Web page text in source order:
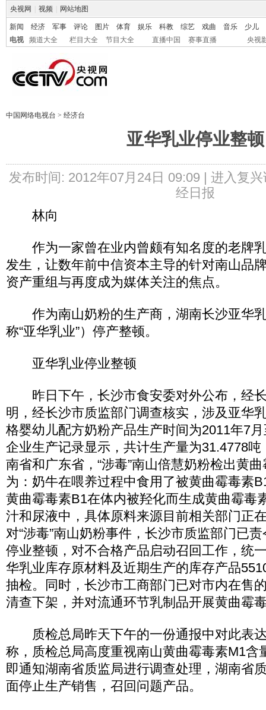
央视网 视频 网站地图
新闻 经济 军事 评论 图片 体育 娱乐 科教 综艺 戏曲 音乐
少儿
电视
频道大全 栏目大全 节目大全 直播中国 赛事直播 央视
中国网络电视台 > 经济台
亚华乳业停业整顿
发布时间: 2012年07月24日 09:09 | 进入复兴
经日报
林向
作为一家曾在业内曾颇有知名度的老牌乳
发生，让数年前中信资本主导的针对南山品
资产重组与再度成为媒体关注的焦点。
作为南山奶粉的生产商，湖南长沙亚华
称“亚华乳业”）停产整顿。
亚华乳业停业整顿
昨日下午，长沙市食安委对外公布，经
明，经长沙市质监部门调查核实，涉及亚华
格婴幼儿配方奶粉产品生产时间为2011年7
企业生产记录显示，共计生产量为31.4778
南省和广东省，“涉毒”南山倍慧奶粉检出黄
为：奶牛在喂养过程中食用了被黄曲霉毒素
黄曲霉毒素B1在体内被羟化而生成黄曲霉毒
汁和尿液中，具体原料来源目前相关部门正
对“涉毒”南山奶粉事件，长沙市质监部门已
停业整顿，对不合格产品启动召回工作，统
华乳业库存原材料及近期生产的库存产品
抽检。同时，长沙市工商部门已对市内在售
清查下架，并对流通环节乳制品开展黄曲霉
质检总局昨天下午的一份通报中对此表
称，质检总局高度重视南山黄曲霉毒素M1含
即通知湖南省质监局进行调查处理，湖南省
面停止生产销售，召回问题产品。